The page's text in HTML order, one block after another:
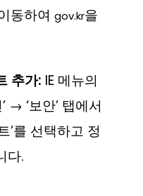
동하여 gov.kr을
추가: IE 메뉴의
→ ‘보안’ 탭에서
’를 선택하고 정
다.